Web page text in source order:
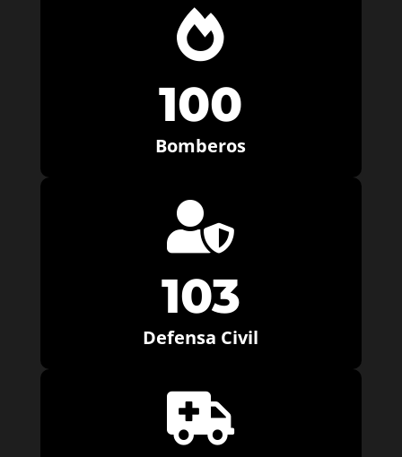

100
Bomberos

103
Defensa Civil
